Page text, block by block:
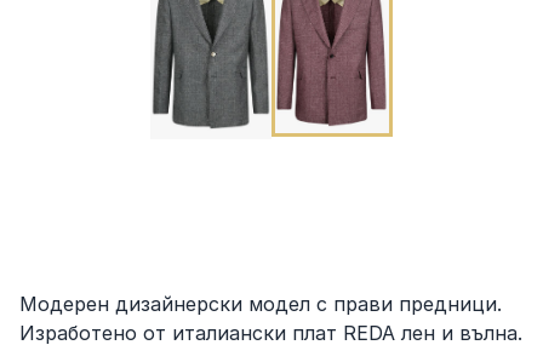
Модерен дизайнерски модел с прави предници.
Изработено от италиански плат REDA лен и вълна.